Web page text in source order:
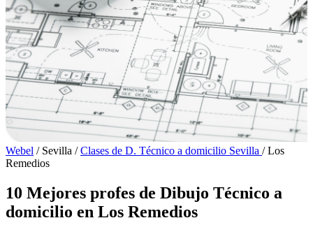
Webel / Sevilla / Clases de D. Técnico a domicilio Sevilla / Los
Remedios
10 Mejores profes de Dibujo Técnico a
domicilio en Los Remedios